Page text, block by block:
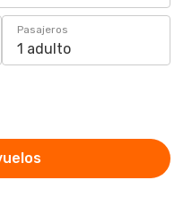
Pasajeros
1 adulto